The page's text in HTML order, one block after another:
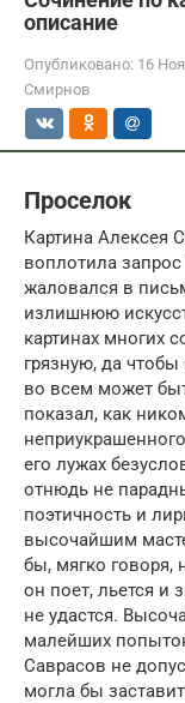
описание
Опубликовано: 16
Смирнов
Проселок
Картина Алексея
воплотила
жаловался в
излишнюю
картинах многих
грязную, да
во всем может
показал, как
его лужах
отнюдь не
поэтичность и
высочайшим
бы, мягко
он поет, льется и
не удастся.
малейших
Саврасов не
могла бы